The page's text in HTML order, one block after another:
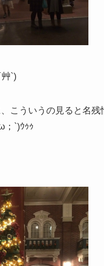
`)
こういうの見ると名残
；`)ｳｩｩ